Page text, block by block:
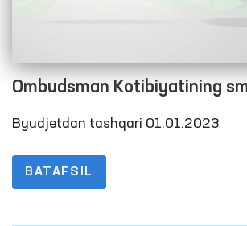
Ombudsman Kotibiyatining
xarajatlarini bajarilishi
Byudjetdan tashqari 01.01.2023
BATAFSIL